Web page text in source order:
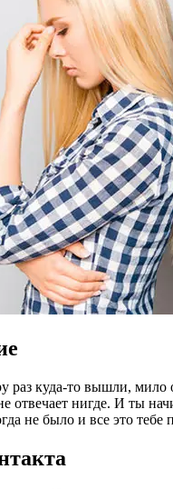
раз куда-то вышли,
отвечает нигде. И ты
не было и все это тебе